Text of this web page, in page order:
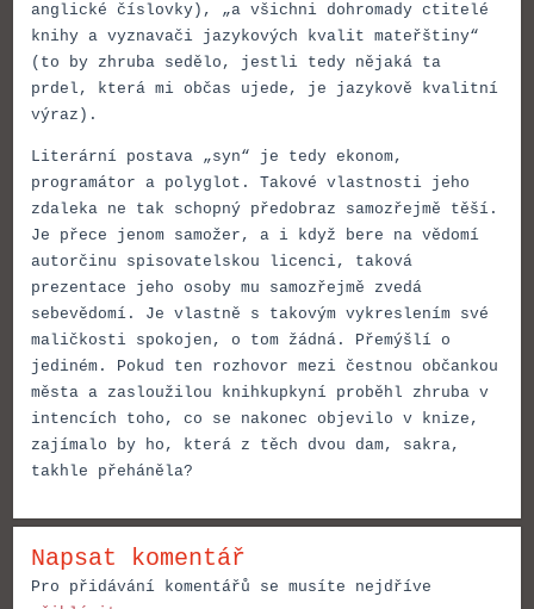
anglické číslovky), „a všichni dohromady ctitelé
knihy a vyznavači jazykových kvalit mateřštiny“
(to by zhruba sedělo, jestli tedy nějaká ta
prdel, která mi občas ujede, je jazykově kvalitní
výraz).
Literární postava „syn“ je tedy ekonom,
programátor a polyglot. Takové vlastnosti jeho
zdaleka ne tak schopný předobraz samozřejmě těší.
Je přece jenom samožer, a i když bere na vědomí
autorčinu spisovatelskou licenci, taková
prezentace jeho osoby mu samozřejmě zvedá
sebevědomí. Je vlastně s takovým vykreslením své
maličkosti spokojen, o tom žádná. Přemýšlí o
jediném. Pokud ten rozhovor mezi čestnou občankou
města a zasloužilou knihkupkyní proběhl zhruba v
intencích toho, co se nakonec objevilo v knize,
zajímalo by ho, která z těch dvou dam, sakra,
takhle přeháněla?
Napsat komentář
Pro přidávání komentářů se musíte nejdříve